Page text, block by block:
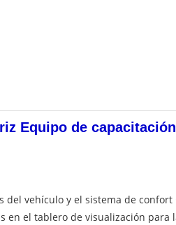
Equipo de
vehículo y el sistema de confort
en el tablero de visualización